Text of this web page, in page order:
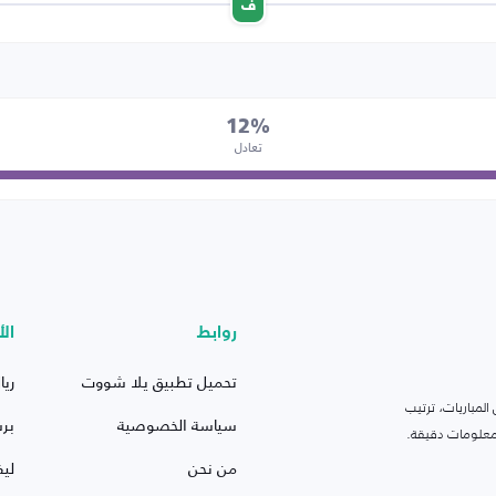
ف
12%
تعادل
ترتيب
دقيقة.
روابط
تحميل تطبيق يلا شووت
سياسة الخصوصية
من نحن